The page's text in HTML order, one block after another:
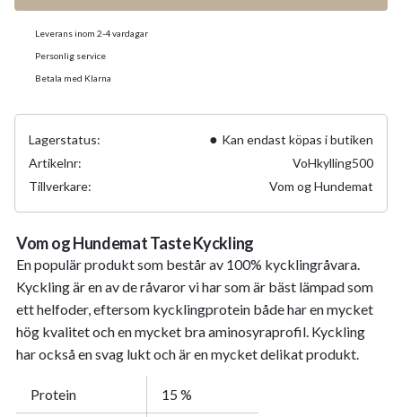
Leverans inom 2-4 vardagar
Personlig service
Betala med Klarna
Lagerstatus
Kan endast köpas i butiken
Artikelnr
VoHkylling500
Tillverkare
Vom og Hundemat
Vom og Hundemat Taste Kyckling
En populär produkt som består av 100% kycklingråvara.
Kyckling är en av de råvaror vi har som är bäst lämpad som
ett helfoder, eftersom kycklingprotein både har en mycket
hög kvalitet och en mycket bra aminosyraprofil. Kyckling
har också en svag lukt och är en mycket delikat produkt.
Protein 15 %